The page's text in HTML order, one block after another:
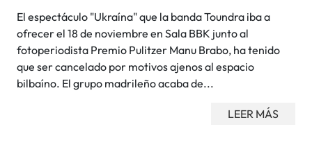
El espectáculo "Ukraína" que la banda Toundra iba a
ofrecer el 18 de noviembre en Sala BBK junto al
fotoperiodista Premio Pulitzer Manu Brabo, ha tenido
que ser cancelado por motivos ajenos al espacio
bilbaíno. El grupo madrileño acaba de...
LEER MÁS